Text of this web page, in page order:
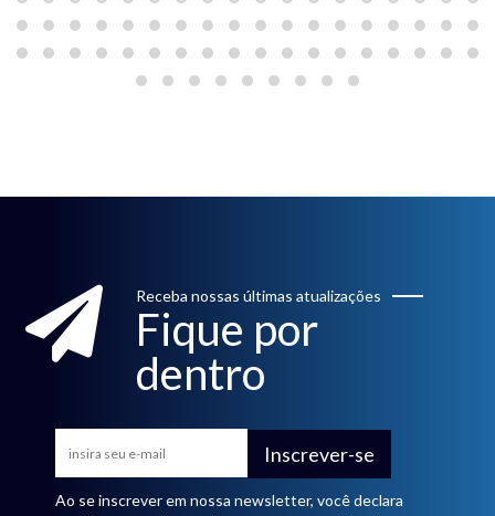
Receba nossas últimas atualizações
Fique por
dentro
Inscrever-se
Ao se inscrever em nossa newsletter, você declara